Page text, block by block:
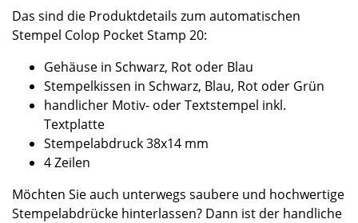
Das sind die Produktdetails zum automatischen
Stempel Colop Pocket Stamp 20:
Gehäuse in Schwarz, Rot oder Blau
Stempelkissen in Schwarz, Blau, Rot oder Grün
handlicher Motiv- oder Textstempel inkl.
Textplatte
Stempelabdruck 38x14 mm
4 Zeilen
Möchten Sie auch unterwegs saubere und hochwertige
Stempelabdrücke hinterlassen? Dann ist der handliche